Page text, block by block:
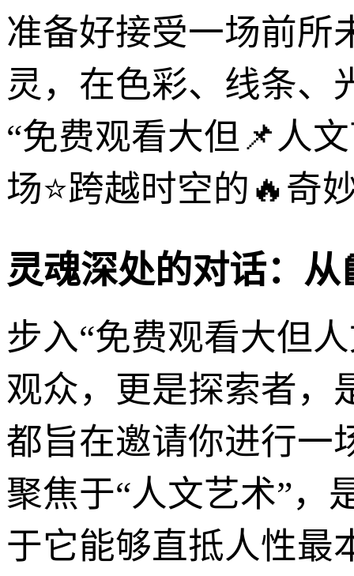
准备好接受一场前所
灵，在色彩、线条、
“免费观看大但📌人
场⭐跨越时空的🔥奇
灵魂深处的对话：
步入“免费观看大但
观众，更是探索者，
都旨在邀请你进行一
聚焦于“人文艺术”，
于它能够直抵人性最